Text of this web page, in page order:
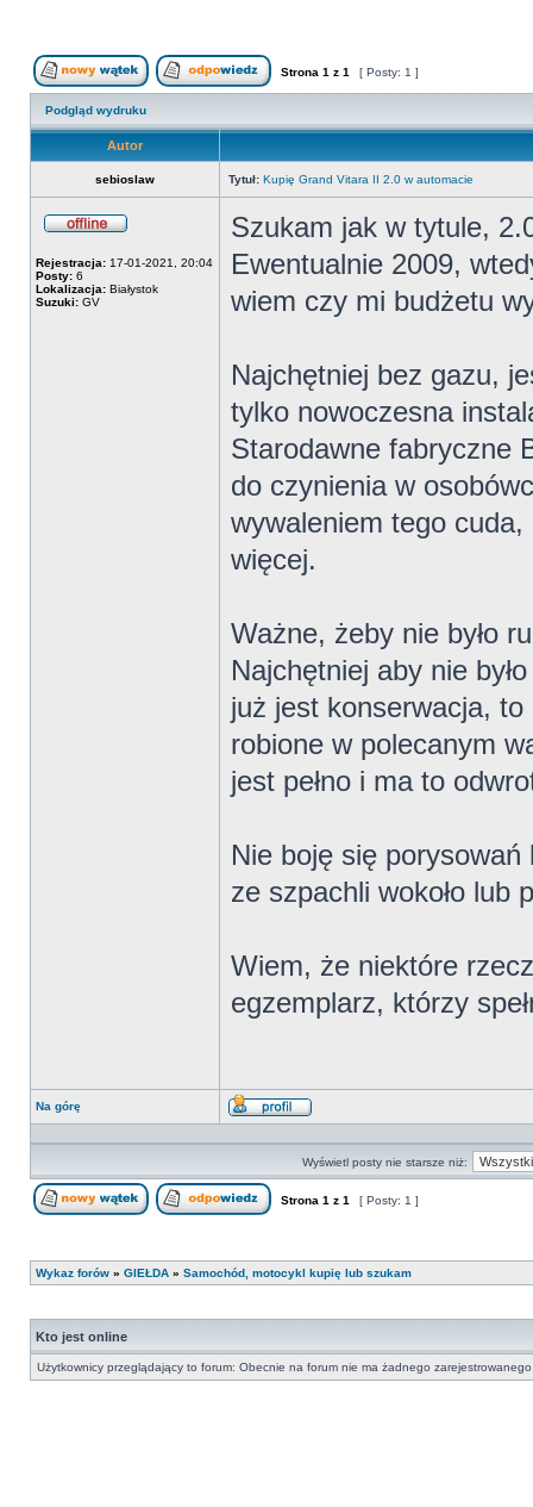
Nowy temat Odpowiedz w temacie
Strona 1 z 1 [ Posty: 1 ]
Podgląd wydruku
Autor
sebioslaw Tytuł: Kupię Grand Vitara II 2.0 w automacie
Rejestracja: 17-01-2021, 20:04
Posty: 6
Lokalizacja: Białystok
Suzuki: GV
Szukam jak w tytule,
Ewentualnie 2009,
wiem czy mi budżetu
Najchętniej bez gazu,
tylko nowoczesna
Starodawne fabryczne
do czynienia w
wywaleniem tego
więcej.
Ważne, żeby nie było
Najchętniej aby nie
już jest konserwacja, to
robione w polecanym
jest pełno i ma to
Nie boję się
ze szpachli wokoło lub
Wiem, że niektóre
egzemplarz, którzy
Na górę
Wyświetl
Wyświetl posty nie starsze niż:
Strona 1 z 1 [ Posty: 1 ]
Wykaz forów » GIEŁDA » Samochód, motocykl kupię lub szukam
Kto jest online
Użytkownicy przeglądający to forum: Obecnie na forum nie ma żadnego